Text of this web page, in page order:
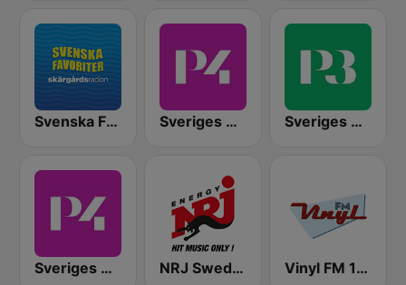
Svenska Favoriter Sveriges Radio P4 Malmöhus Sveriges Radio P3
Sveriges Radio P4 Göteborg NRJ Sweden Vinyl FM 107